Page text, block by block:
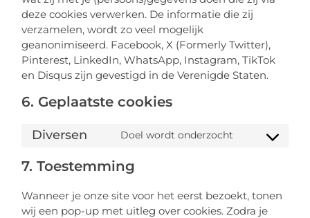
deze cookies verwerken. De informatie die zij
verzamelen, wordt zo veel mogelijk
geanonimiseerd. Facebook, X (Formerly Twitter),
Pinterest, LinkedIn, WhatsApp, Instagram, TikTok
en Disqus zijn gevestigd in de Verenigde Staten.
6. Geplaatste cookies
Diversen Doel wordt onderzocht
7. Toestemming
Wanneer je onze site voor het eerst bezoekt, tonen
wij een pop-up met uitleg over cookies. Zodra je